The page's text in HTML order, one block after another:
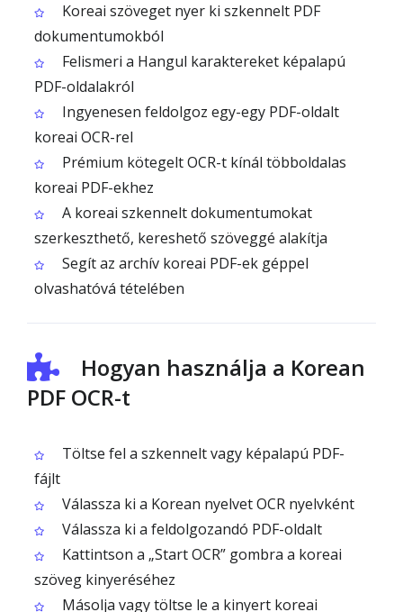
Koreai szöveget nyer ki szkennelt PDF
dokumentumokból
Felismeri a Hangul karaktereket képalapú
PDF-oldalakról
Ingyenesen feldolgoz egy-egy PDF-oldalt
koreai OCR-rel
Prémium kötegelt OCR-t kínál többoldalas
koreai PDF-ekhez
A koreai szkennelt dokumentumokat
szerkeszthető, kereshető szöveggé alakítja
Segít az archív koreai PDF-ek géppel
olvashatóvá tételében
Hogyan használja a Korean
PDF OCR-t
Töltse fel a szkennelt vagy képalapú PDF-
fájlt
Válassza ki a Korean nyelvet OCR nyelvként
Válassza ki a feldolgozandó PDF-oldalt
Kattintson a „Start OCR” gombra a koreai
szöveg kinyeréséhez
Másolja vagy töltse le a kinyert koreai